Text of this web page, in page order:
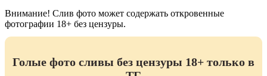
Внимание! Слив фото может содержать откровенные
фотографии 18+ без цензуры.
Голые фото сливы без цензуры 18+ только в